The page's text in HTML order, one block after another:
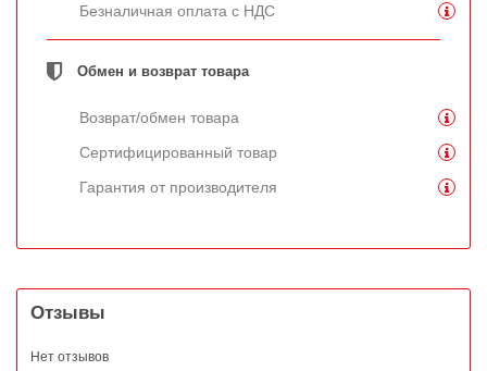
Безналичная оплата с НДС
Обмен и возврат товара
Возврат/обмен товара
Сертифицированный товар
Гарантия от производителя
Отзывы
Нет отзывов